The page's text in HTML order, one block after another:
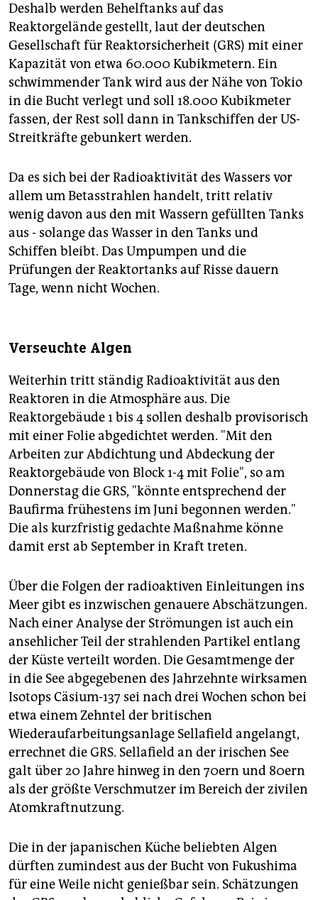
Deshalb werden Behelftanks auf das
Reaktorgelände gestellt, laut der deutschen
Gesellschaft für Reaktorsicherheit (GRS) mit einer
Kapazität von etwa 60.000 Kubikmetern. Ein
schwimmender Tank wird aus der Nähe von Tokio
in die Bucht verlegt und soll 18.000 Kubikmeter
fassen, der Rest soll dann in Tankschiffen der US-
Streitkräfte gebunkert werden.
Da es sich bei der Radioaktivität des Wassers vor
allem um Betasstrahlen handelt, tritt relativ
wenig davon aus den mit Wassern gefüllten Tanks
aus - solange das Wasser in den Tanks und
Schiffen bleibt. Das Umpumpen und die
Prüfungen der Reaktortanks auf Risse dauern
Tage, wenn nicht Wochen.
Verseuchte Algen
Weiterhin tritt ständig Radioaktivität aus den
Reaktoren in die Atmosphäre aus. Die
Reaktorgebäude 1 bis 4 sollen deshalb provisorisch
mit einer Folie abgedichtet werden. "Mit den
Arbeiten zur Abdichtung und Abdeckung der
Reaktorgebäude von Block 1-4 mit Folie", so am
Donnerstag die GRS, "könnte entsprechend der
Baufirma frühestens im Juni begonnen werden."
Die als kurzfristig gedachte Maßnahme könne
damit erst ab September in Kraft treten.
Über die Folgen der radioaktiven Einleitungen ins
Meer gibt es inzwischen genauere Abschätzungen.
Nach einer Analyse der Strömungen ist auch ein
ansehlicher Teil der strahlenden Partikel entlang
der Küste verteilt worden. Die Gesamtmenge der
in die See abgegebenen des Jahrzehnte wirksamen
Isotops Cäsium-137 sei nach drei Wochen schon bei
etwa einem Zehntel der britischen
Wiederaufarbeitungsanlage Sellafield angelangt,
errechnet die GRS. Sellafield an der irischen See
galt über 20 Jahre hinweg in den 70ern und 80ern
als der größte Verschmutzer im Bereich der zivilen
Atomkraftnutzung.
Die in der japanischen Küche beliebten Algen
dürften zumindest aus der Bucht von Fukushima
für eine Weile nicht genießbar sein. Schätzungen